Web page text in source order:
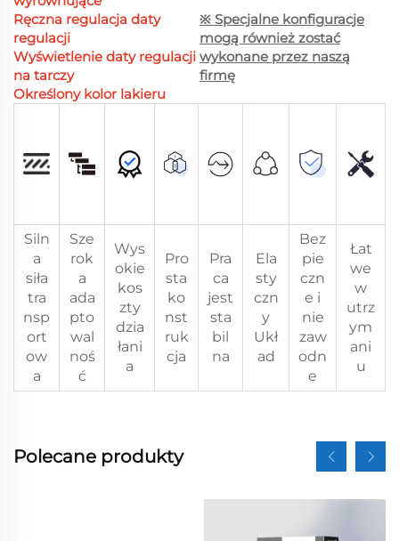
Ręczna regulacja daty
regulacji
Wyświetlenie daty regulacji
na tarczy
Określony kolor lakieru
※ Specjalne konfiguracje
mogą również zostać
wykonane przez naszą
firmę
Siln
a
siła
tra
nsp
ort
ow
a
Sze
rok
a
ada
pto
wal
noś
ć
Wys
okie
kos
zty
dzia
łani
a
Pro
sta
ko
nst
ruk
cja
Pra
ca
jest
sta
bil
na
Ela
sty
czn
y
Ukł
ad
Bez
pie
czn
e i
nie
zaw
odn
e
Łat
we
w
utrz
ym
ani
u
Polecane produkty